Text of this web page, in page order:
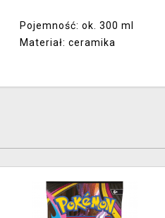
Pojemność: ok. 300 ml
Materiał: ceramika